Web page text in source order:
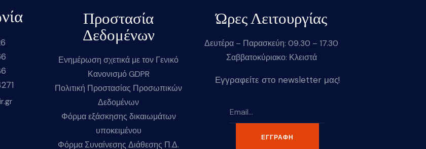
Προστασία
Δεδομένων
Ενημέρωση σχετικά με τον Γενικό
Κανονισμό GDPR
Πολιτική Προστασίας Προσωπικών
Δεδομένων
Φόρμα εξάσκησης δικαιωμάτων
υποκειμένου
Φόρμα Συναίνεσης Διάθεσης Π.Δ.
Ώρες Λειτουργίας
Δευτέρα – Παρασκεύη: 09.30 – 17.30
Σαββατοκύριακο: Κλειστά
Εγγραφείτε στο newsletter μας!
ΕΓΓΡΑΦΉ